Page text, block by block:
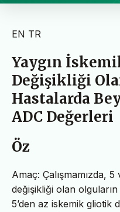
EN TR
Yaygın
Değişikliği
Hastalarda
ADC Değerleri
Öz
Amaç: Çalışmamızda,
değişikliği olan
5’den az iskemik gliotik